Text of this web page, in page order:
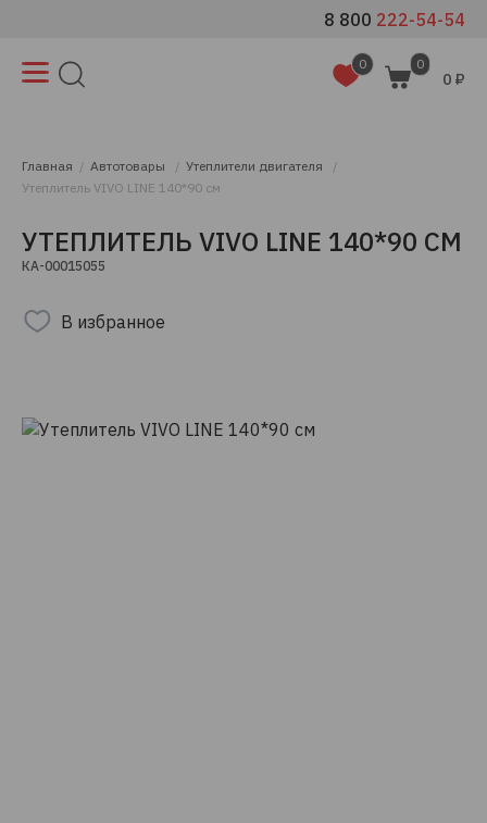
8 800 222-54-54
0 0
0 ₽
Главная Автотовары
Утеплители двигателя
Утеплитель VIVO LINE 140*90 см
УТЕПЛИТЕЛЬ VIVO LINE 140*90 СМ
КА-00015055
В избранное